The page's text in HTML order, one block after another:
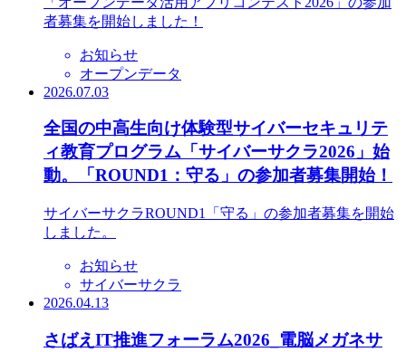
者募集を開始しました！
お知らせ
オープンデータ
2026.07.03
全国の中高生向け体験型サイバーセキュリテ
ィ教育プログラム「サイバーサクラ2026」始
動。「ROUND1：守る」の参加者募集開始！
サイバーサクラROUND1「守る」の参加者募集を開始
しました。
お知らせ
サイバーサクラ
2026.04.13
さばえIT推進フォーラム2026_電脳メガネサ